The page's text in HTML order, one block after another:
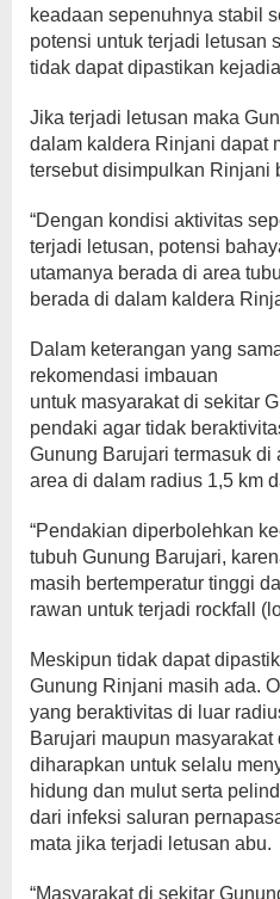
keadaan sepenuhnya stabil
potensi untuk terjadi letusan
tidak dapat dipastikan
Jika terjadi letusan maka
dalam kaldera Rinjani dapat
tersebut disimpulkan Rinjani
“Dengan kondisi aktivitas
terjadi letusan, potensi
utamanya berada di area
berada di dalam kaldera
Dalam keterangan yang
rekomendasi imbauan
untuk masyarakat di sekitar
pendaki agar tidak
Gunung Barujari termasuk di
area di dalam radius 1,5 km
“Pendakian diperbolehkan
tubuh Gunung Barujari,
masih bertemperatur tinggi
rawan untuk terjadi rockfall
Meskipun tidak dapat
Gunung Rinjani masih ada.
yang beraktivitas di luar
Barujari maupun
diharapkan untuk selalu
hidung dan mulut serta
dari infeksi saluran
mata jika terjadi letusan abu.
“Masyarakat di sekitar